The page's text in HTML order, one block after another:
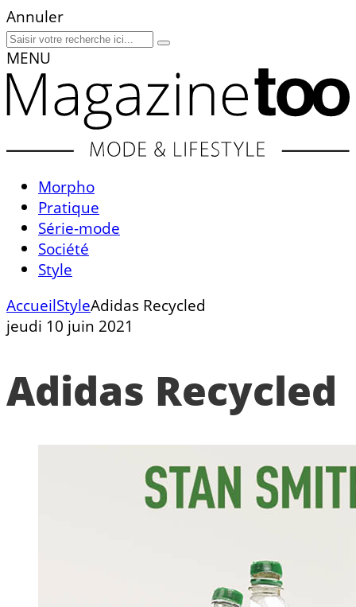
Annuler
MENU
Morpho
Pratique
Série-mode
Société
Style
AccueilStyleAdidas Recycled
jeudi 10 juin 2021
Adidas Recycled